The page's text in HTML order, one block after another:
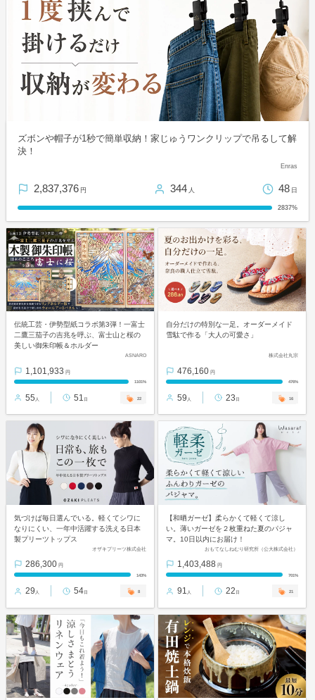
ズボンや帽子が1秒で簡単収納！家じゅうワンクリップで吊るして解
決！
Enras
2,837,376 円 344 人 48 日
2837%
伝統工芸・伊勢型紙コラボ第3弾！一富士
二鷹三茄子の吉兆を呼ぶ、富士山と桜の
美しい御朱印帳＆ホルダー
ASNARO
1,101,933 円
1101%
55 人 51 日 22
自分だけの特別な一足。オーダーメイド
雪駄で作る「大人の可愛さ」
株式会社丸宗
476,160 円
476%
59 人 23 日 16
気づけば毎日選んでいる。軽くてシワに
なりにくい、一年中活躍する洗える日本
製プリーツトップス
オザキプリーツ株式会社
286,300 円
143%
29 人 54日 8
【和晒ガーゼ】柔らかくて軽くて涼し
い。薄いガーゼを２枚重ねた夏のパジャ
マ。10日以内にお届け！
おもてなしねむり研究所（公大株式会社）
1,403,488 円
701%
91 人 22 日 21